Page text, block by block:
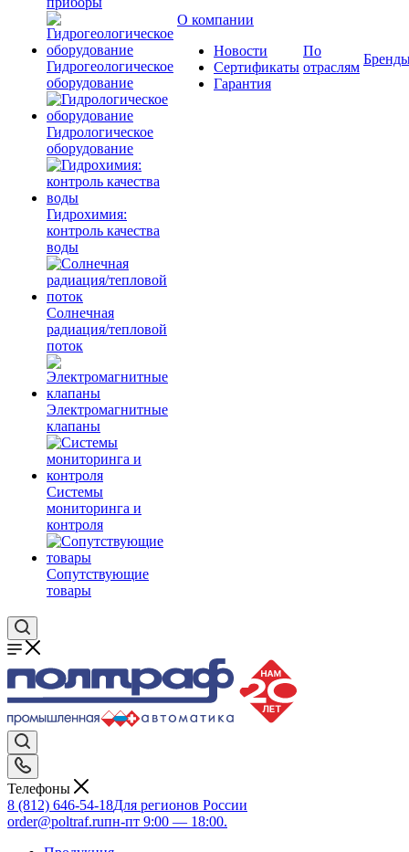
Гидрогеологическое
оборудование
Гидрологическое
оборудование
Гидрохимия:
контроль качества
воды
Солнечная
радиация/тепловой
поток
Электромагнитные
клапаны
Системы
мониторинга и
контроля
Сопутствующие
товары
О компании
Новости
Сертификаты
Гарантия
По
отраслям
Телефоны
8 (812) 646-54-18Для регионов России
order@poltraf.ruпн-пт 9:00 — 18:00.